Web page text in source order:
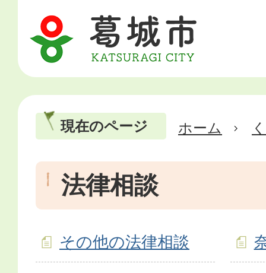
現在のページ ホーム
法律相談
その他の法律相談